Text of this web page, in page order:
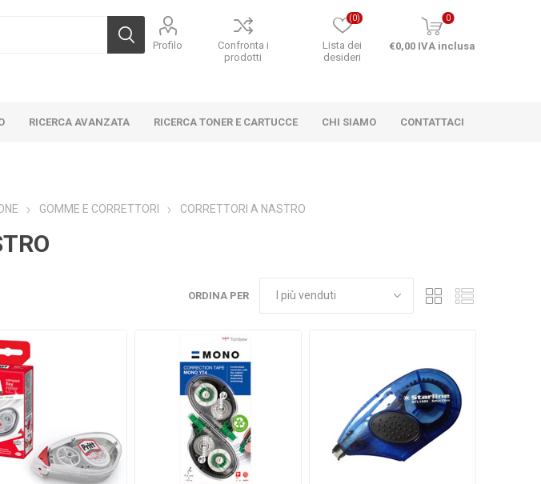
Profilo
Confronta i
prodotti
Lista dei
desideri
(0) 0
€0,00 IVA inclusa
RICERCA AVANZATA RICERCA TONER E CARTUCCE CHI SIAMO CONTATTACI
GOMME E CORRETTORI CORRETTORI A NASTRO
ORDINA PER